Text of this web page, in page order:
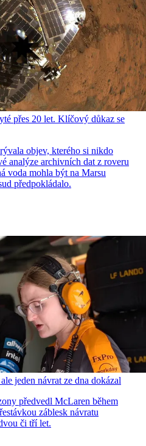
přes 20 let. Klíčový důkaz se
objev, kterého si nikdo
analýze archivních dat z roveru
voda mohla být na Marsu
předpokládalo.
jeden návrat ze dna dokázal
předvedl McLaren během
záblesk návratu
či tří let.